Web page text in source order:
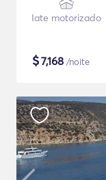
Iate motorizado
$7,168 /noite